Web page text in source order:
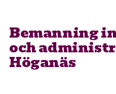
Bemanning
och
Höganäs